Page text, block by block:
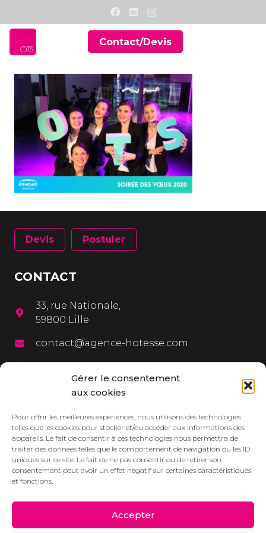
Gérer le consentement
aux cookies
Pour offrir les meilleures expériences, nous utilisons des technologies
telles que les cookies pour stocker et/ou accéder aux informations des
appareils. Le fait de consentir à ces technologies nous permettra de
traiter des données telles que le comportement de navigation ou les ID
uniques sur ce site. Le fait de ne pas consentir ou de retirer son
consentement peut avoir un effet négatif sur certaines caractéristiques
et fonctions.
Accepter
Contact/Devis
Devis Postuler
CONTACT
33, rue Nationale,
59800 Lille
contact@agence-hotesse.com
03 20 12 72 65
06 67 92 99 72
MENU
L’agence
Services
Dressbook
Réalisations